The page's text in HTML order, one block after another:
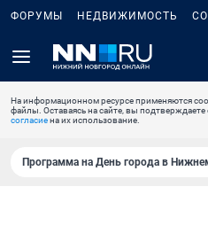
ФОРУМЫ НЕДВИЖИМОСТЬ
На информационном ресурсе применяются
файлы. Оставаясь на сайте, вы подтверждаете
согласиена их использование.
Программа на День города в